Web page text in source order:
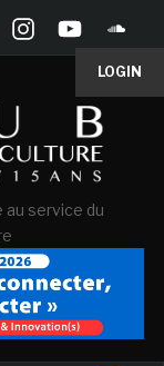
LOGIN
service du